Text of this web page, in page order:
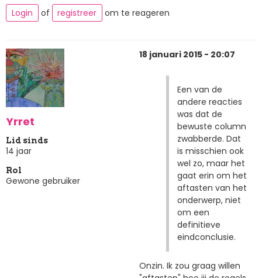
Login of registreer om te reageren
Yrret
Lid sinds
14 jaar
Rol
Gewone gebruiker
18 januari 2015 - 20:07
Een van de
andere reacties
was dat de
bewuste column
zwabberde. Dat
is misschien ook
wel zo, maar het
gaat erin om het
aftasten van het
onderwerp, niet
om een
definitieve
eindconclusie.
Onzin. Ik zou graag willen